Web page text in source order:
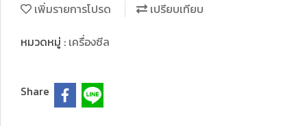
เพิ่มรายการโปรด
เปรียบเทียบ
หมวดหมู่ : เครื่องซีล
Share